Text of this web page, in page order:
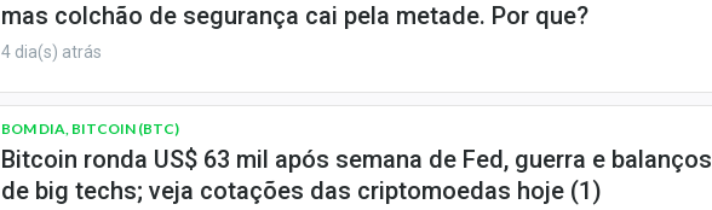
mas colchão de segurança cai pela metade. Por que?
4 dia(s) atrás
BOM DIA, BITCOIN (BTC)
Bitcoin ronda US$ 63 mil após semana de Fed, guerra e balanços
de big techs; veja cotações das criptomoedas hoje (1)